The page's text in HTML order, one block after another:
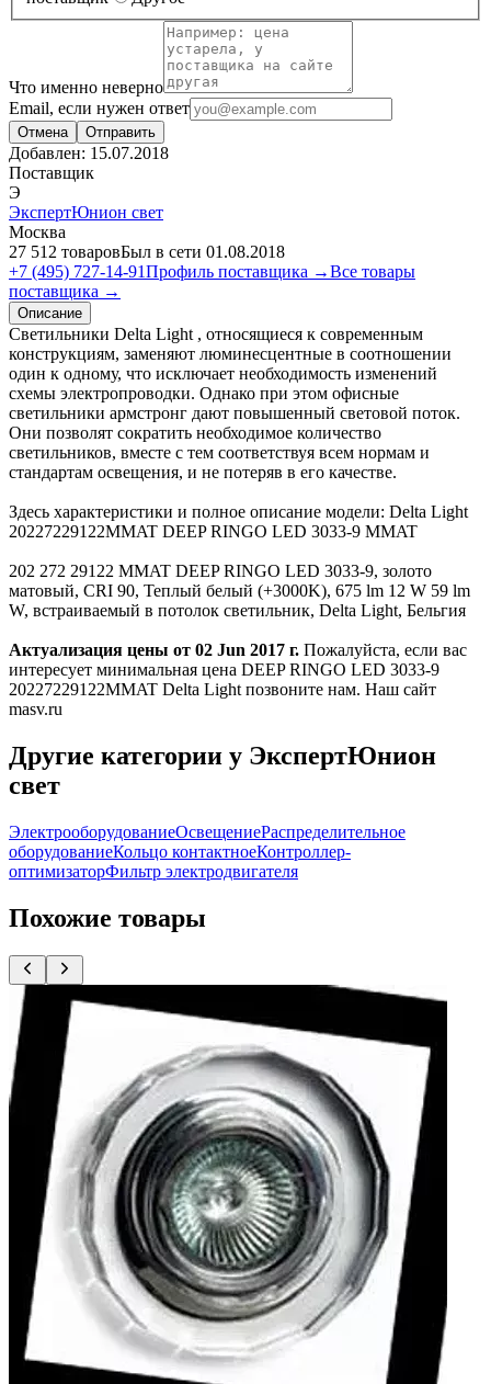
Что именно неверно
Email, если нужен ответ
Отмена Отправить
Добавлен: 15.07.2018
Поставщик
Э
ЭкспертЮнион свет
Москва
27 512 товаровБыл в сети 01.08.2018
+7 (495) 727-14-91Профиль поставщика →Все товары
поставщика →
Описание
Светильники Delta Light , относящиеся к современным
конструкциям, заменяют люминесцентные в соотношении
один к одному, что исключает необходимость изменений
схемы электропроводки. Однако при этом офисные
светильники армстронг дают повышенный световой поток.
Они позволят сократить необходимое количество
светильников, вместе с тем соответствуя всем нормам и
стандартам освещения, и не потеряв в его качестве.
Здесь характеристики и полное описание модели: Delta Light
20227229122MMAT DEEP RINGO LED 3033-9 MMAT
202 272 29122 MMAT DEEP RINGO LED 3033-9, золото
матовый, CRI 90, Теплый белый (+3000K), 675 lm 12 W 59 lm
W, встраиваемый в потолок светильник, Delta Light, Бельгия
Актуализация цены от 02 Jun 2017 г. Пожалуйста, если вас
интересует минимальная цена DEEP RINGO LED 3033-9
20227229122MMAT Delta Light позвоните нам. Наш сайт
masv.ru
Другие категории у ЭкспертЮнион
свет
ЭлектрооборудованиеОсвещениеРаспределительное
оборудованиеКольцо контактноеКонтроллер-
оптимизаторФильтр электродвигателя
Похожие товары